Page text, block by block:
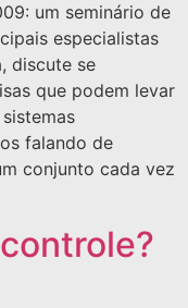
um seminário de
especialistas
discute se
que podem levar
falando de
conjunto cada vez